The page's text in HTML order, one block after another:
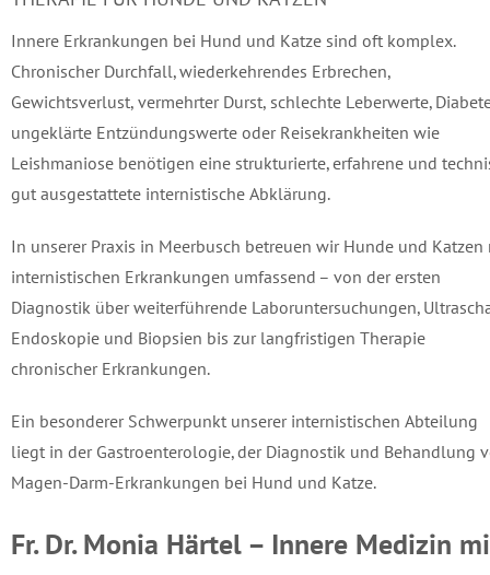
Innere Erkrankungen bei Hund und Katze sind oft komplex.
Chronischer Durchfall, wiederkehrendes Erbrechen,
Gewichtsverlust, vermehrter Durst, schlechte Leberwerte,
ungeklärte Entzündungswerte oder Reisekrankheiten wie
Leishmaniose benötigen eine strukturierte, erfahrene und
gut ausgestattete internistische Abklärung.
In unserer Praxis in Meerbusch betreuen wir Hunde und Katzen
internistischen Erkrankungen umfassend – von der ersten
Diagnostik über weiterführende Laboruntersuchungen,
Endoskopie und Biopsien bis zur langfristigen Therapie
chronischer Erkrankungen.
Ein besonderer Schwerpunkt unserer internistischen Abteilung
liegt in der Gastroenterologie, der Diagnostik und Behandlung
Magen-Darm-Erkrankungen bei Hund und Katze.
Fr. Dr. Monia Härtel – Innere Medizin